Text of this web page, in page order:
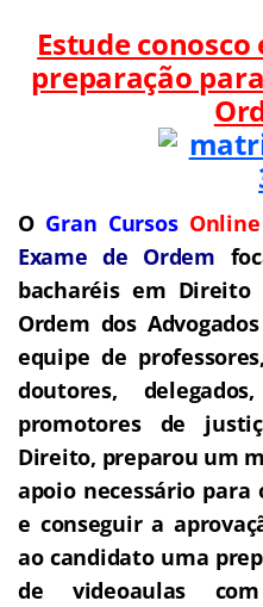
Estude
preparação
O Gran Cursos Online
Exame de Ordem fo
bacharéis em Direito
Ordem dos
equipe de
doutores,
promotores de
Direito, preparou um
apoio necessário
e conseguir a
ao candidato uma
de videoaulas